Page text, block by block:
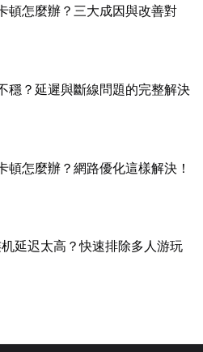
頓怎麼辦？三大成因與改善對
穩？延遲與斷線問題的完整解決
頓怎麼辦？網路優化這樣解決！
延迟太高？快速排除多人游玩